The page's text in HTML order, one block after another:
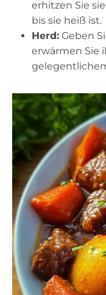
erhitzen Sie
bis sie heiß ist.
Herd: Geben
erwärmen Sie